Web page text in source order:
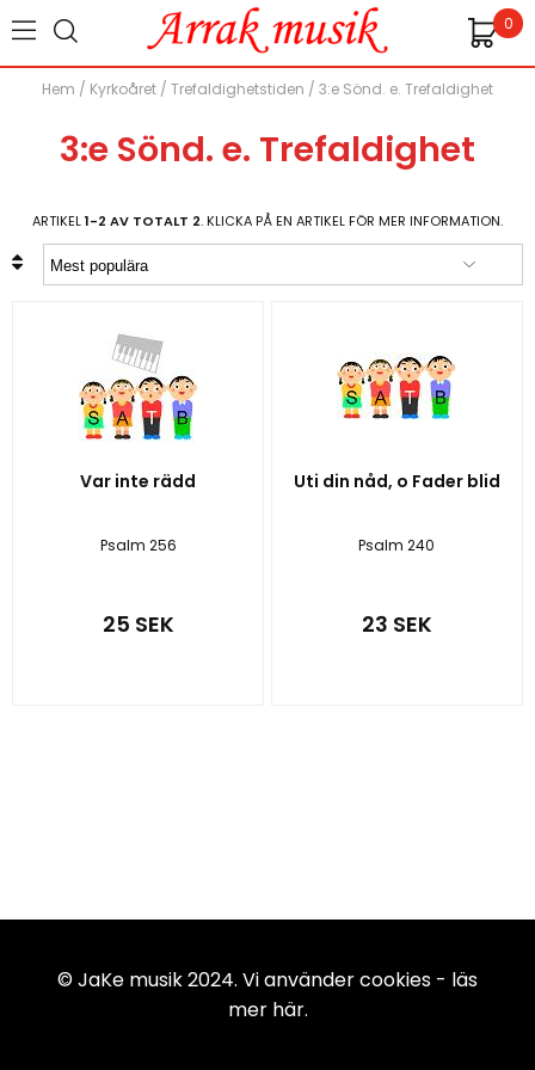
0
Hem / Kyrkoåret / Trefaldighetstiden / 3:e Sönd. e. Trefaldighet
3:e Sönd. e. Trefaldighet
ARTIKEL1-2 AV TOTALT 2. KLICKA PÅ EN ARTIKEL FÖR MER INFORMATION.
Var inte rädd
Psalm 256
25 SEK
Uti din nåd, o Fader blid
Psalm 240
23 SEK
© JaKe musik 2024. Vi använder cookies - läs
mer här.